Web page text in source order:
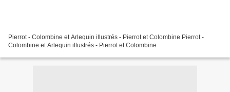
Pierrot - Colombine et Arlequin illustrés - Pierrot et Colombine Pierrot -
Colombine et Arlequin illustrés - Pierrot et Colombine